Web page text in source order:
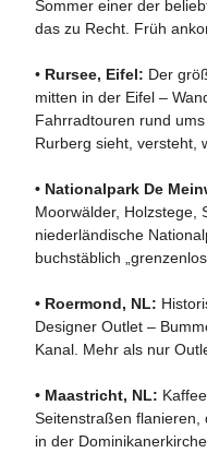
Sommer einer der
das zu Recht. Früh
• Rursee, Eifel: Der
mitten in der Eifel –
Fahrradtouren rund
Rurberg sieht, versteht,
• Nationalpark De
Moorwälder, Holzstege,
niederländische
buchstäblich
• Roermond, NL:
Designer Outlet –
Kanal. Mehr als nur
• Maastricht, NL:
Seitenstraßen flanieren,
in der